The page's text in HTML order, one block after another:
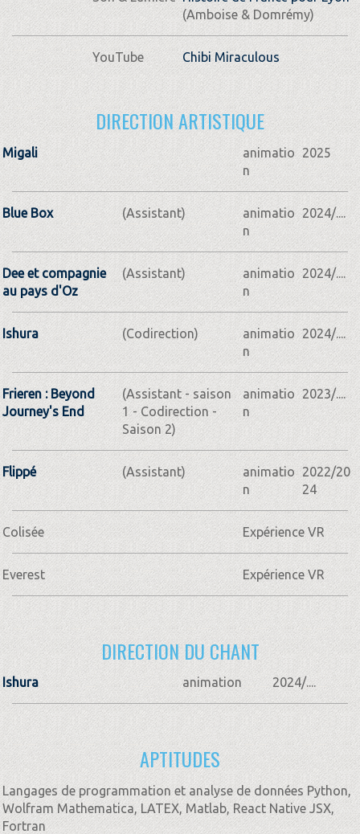
(Amboise & Domrémy)
YouTube Chibi Miraculous
DIRECTION ARTISTIQUE
Migali
animatio
n
2025
Blue Box (Assistant)
animatio
n
2024/....
Dee et compagnie
au pays d'Oz
(Assistant)
animatio
n
2024/....
Ishura (Codirection)
animatio
n
2024/....
Frieren : Beyond
Journey's End
(Assistant - saison
1 - Codirection -
Saison 2)
animatio
n
2023/....
Flippé (Assistant)
animatio
n
2022/20
24
Colisée Expérience VR
Everest Expérience VR
DIRECTION DU CHANT
Ishura animation 2024/....
APTITUDES
Langages de programmation et analyse de données Python,
Wolfram Mathematica, LATEX, Matlab, React Native JSX,
Fortran